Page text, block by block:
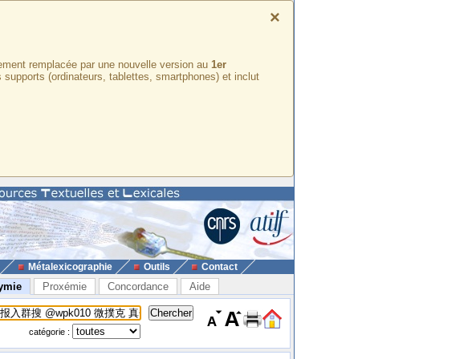
×
remplacée par une nouvelle version au 1er
(ordinateurs, tablettes, smartphones) et inclut
Métalexicographie Outils Contact
Proxémie Concordance Aide
catégorie :